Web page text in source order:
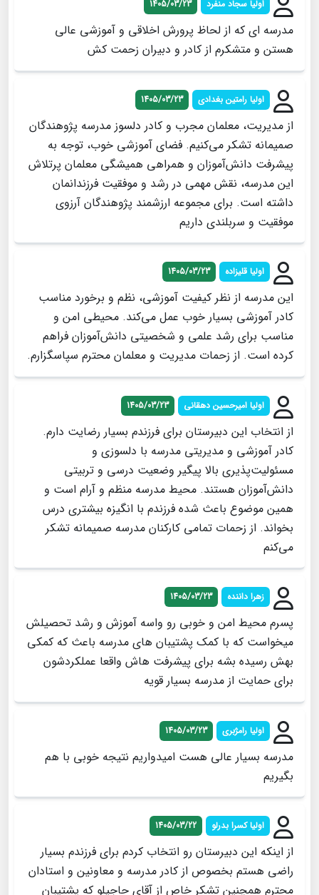
اولیا سجاد منفرد 1405/03/23
مدرسه ای که از لحاظ پرورش اخلاقی و آموزشی عالی
هستن و متشکرم از کادر و دبیران زحمت کش
اولیا رامتین بغدادی 1405/03/23
از مدیریت، معلمان مجرب و کادر دلسوز مدرسه پژوهندگان
صمیمانه تشکر می‌کنیم. فضای آموزشی خوب، توجه به
پیشرفت دانش‌آموزان و همراهی همیشگی معلمان پرتلاش
این مدرسه، نقش مهمی در رشد و موفقیت فرزندانمان
داشته است. برای مجموعه ارزشمند پژوهندگان آرزوی
موفقیت و سربلندی داریم
اولیا قلیزاده 1405/03/23
این مدرسه از نظر کیفیت آموزشی، نظم و برخورد مناسب
کادر آموزشی بسیار خوب عمل می‌کند. محیطی امن و
مناسب برای رشد علمی و شخصیتی دانش‌آموزان فراهم
کرده است. از زحمات مدیریت و معلمان محترم سپاسگزارم.
اولیا امیرحسین دهقانی 1405/03/23
از انتخاب این دبیرستان برای فرزندم بسیار رضایت دارم.
کادر آموزشی و مدیریتی مدرسه با دلسوزی و
مسئولیت‌پذیری بالا پیگیر وضعیت درسی و تربیتی
دانش‌آموزان هستند. محیط مدرسه منظم و آرام است و
همین موضوع باعث شده فرزندم با انگیزه بیشتری درس
بخواند. از زحمات تمامی کارکنان مدرسه صمیمانه تشکر
می‌کنم
زهرا داننده 1405/03/23
پسرم محیط امن و خوبی رو واسه آموزش و رشد تحصیلش
میخواست که با کمک پشتیبان های مدرسه باعث که کمکی
بهش رسیده بشه برای پیشرفت هاش واقعا عملکردشون
برای حمایت از مدرسه بسیار قویه
اولیا رامژبری 1405/03/23
مدرسه بسیار عالی هست امیدواریم نتیجه خوبی با هم
بگیریم
اولیا کسرا بدرلو 1405/03/22
از اینکه این دبیرستان رو انتخاب کردم برای فرزندم بسیار
راضی هستم بخصوص از کادر مدرسه و معاونین و استادان
محترم همچنین تشکر خاص از آقای حاجیلو که پشتیبان